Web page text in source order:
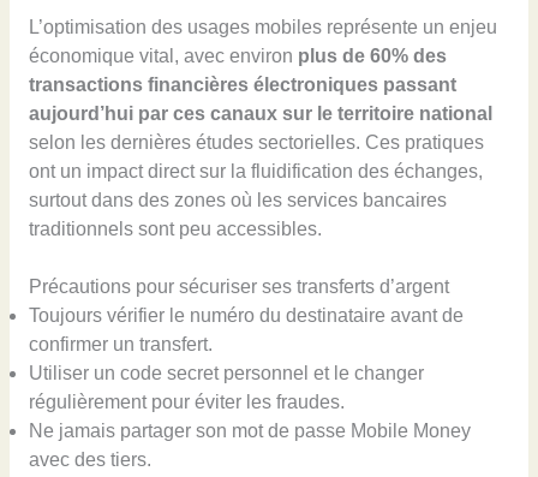
L’optimisation des usages mobiles représente un enjeu
économique vital, avec environ plus de 60% des
transactions financières électroniques passant
aujourd’hui par ces canaux sur le territoire national
selon les dernières études sectorielles. Ces pratiques
ont un impact direct sur la fluidification des échanges,
surtout dans des zones où les services bancaires
traditionnels sont peu accessibles.
Précautions pour sécuriser ses transferts d’argent
Toujours vérifier le numéro du destinataire avant de
confirmer un transfert.
Utiliser un code secret personnel et le changer
régulièrement pour éviter les fraudes.
Ne jamais partager son mot de passe Mobile Money
avec des tiers.